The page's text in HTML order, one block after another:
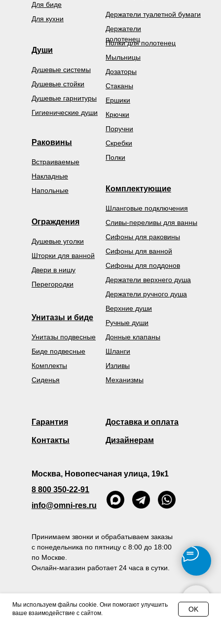
Мы используем файлы cookie. Они помогают улучшить
ваше взаимодействие с сайтом.
OK
Души
Душевые гарнитуры
Душевые системы
Гигиенические души
Поручни
Скребки
Дозаторы
Полки
Стаканы
Ершики
Верхние души
Ручные души
Крючки
Держатели
полотенец
Мыльницы
Держатели туалетной бумаги
Полки для полотенец
Сифоны для поддонов
Держатели верхнего душа
Держатели ручного душа
Механизмы
Донные клапаны
Шланги
Изливы
Сливы-переливы для ванны
Сифоны для ванной
Шланговые подключения
Сифоны для раковины
Унитазы и биде
Унитазы подвесные
Биде подвесные
Комплекты
Раковины
Встраиваемые
Накладные
Напольные
Для биде
Для кухни
Принимаем звонки и обрабатываем заказы
с понедельника по пятницу с 8:00 до 18:00
по Москве.
Онлайн-магазин работает 24 часа в сутки.
Ограждения
Душевые уголки
Шторки для ванной
Двери в нишу
Перегородки
Комплектующие
Дизайнерам
Доставка и оплата
Москва, Новопесчаная улица, 19к1
8 800 350-22-91
info@omni-res.ru
Гарантия
Контакты
Душевые стойки
Сиденья